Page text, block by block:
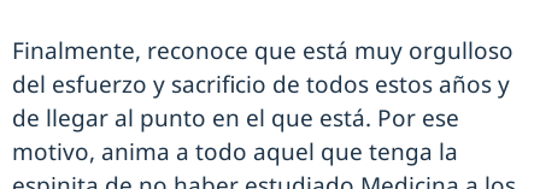
Finalmente, reconoce que está muy orgulloso
del esfuerzo y sacrificio de todos estos años y
de llegar al punto en el que está. Por ese
motivo, anima a todo aquel que tenga la